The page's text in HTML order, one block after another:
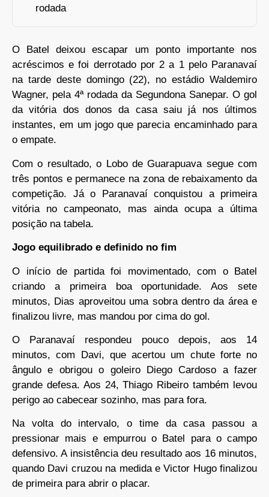
rodada
O Batel deixou escapar um ponto importante nos
acréscimos e foi derrotado por 2 a 1 pelo Paranavaí
na tarde deste domingo (22), no estádio Waldemiro
Wagner, pela 4ª rodada da Segundona Sanepar. O gol
da vitória dos donos da casa saiu já nos últimos
instantes, em um jogo que parecia encaminhado para
o empate.
Com o resultado, o Lobo de Guarapuava segue com
três pontos e permanece na zona de rebaixamento da
competição. Já o Paranavaí conquistou a primeira
vitória no campeonato, mas ainda ocupa a última
posição na tabela.
Jogo equilibrado e definido no fim
O início de partida foi movimentado, com o Batel
criando a primeira boa oportunidade. Aos sete
minutos, Dias aproveitou uma sobra dentro da área e
finalizou livre, mas mandou por cima do gol.
O Paranavaí respondeu pouco depois, aos 14
minutos, com Davi, que acertou um chute forte no
ângulo e obrigou o goleiro Diego Cardoso a fazer
grande defesa. Aos 24, Thiago Ribeiro também levou
perigo ao cabecear sozinho, mas para fora.
Na volta do intervalo, o time da casa passou a
pressionar mais e empurrou o Batel para o campo
defensivo. A insistência deu resultado aos 16 minutos,
quando Davi cruzou na medida e Victor Hugo finalizou
de primeira para abrir o placar.